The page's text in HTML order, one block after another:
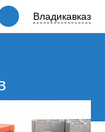
Владикавказ